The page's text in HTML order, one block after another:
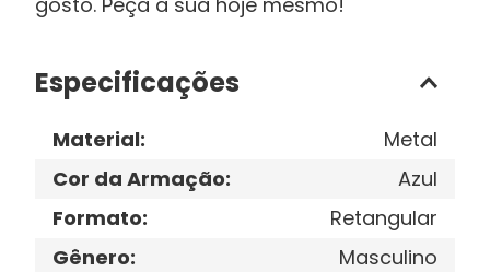
Especificações
Material:
Metal
Cor da Armação:
Azul
Formato:
Retangular
Gênero:
Masculino